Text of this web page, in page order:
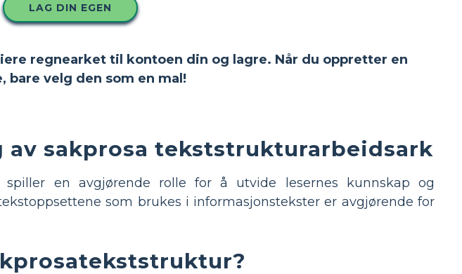
LAG DIN EGEN
regnearket til kontoen din og lagre. Når du oppretter en
bare velg den som en mal!
av sakprosa tekststrukturarbeidsark
spiller en avgjørende rolle for å utvide lesernes kunnskap og
som brukes i informasjonstekster er avgjørende for